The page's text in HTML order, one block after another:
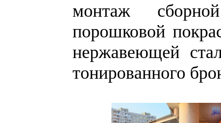
монтаж
порошковой
нержавеющей
тонированного